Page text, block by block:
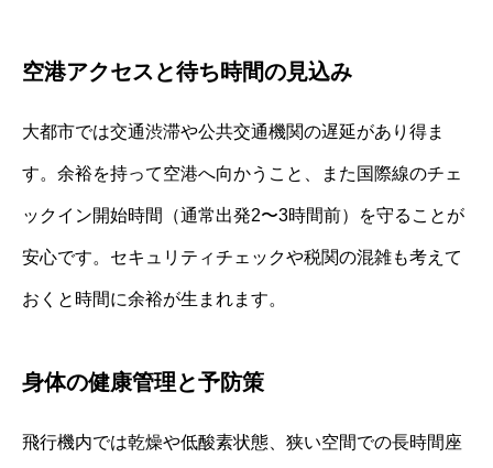
空港アクセスと待ち時間の見込み
大都市では交通渋滞や公共交通機関の遅延があり得ま
す。余裕を持って空港へ向かうこと、また国際線のチェ
ックイン開始時間（通常出発2〜3時間前）を守ることが
安心です。セキュリティチェックや税関の混雑も考えて
おくと時間に余裕が生まれます。
身体の健康管理と予防策
飛行機内では乾燥や低酸素状態、狭い空間での長時間座